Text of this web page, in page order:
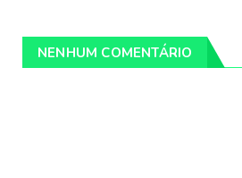
NENHUM COMENTÁRIO